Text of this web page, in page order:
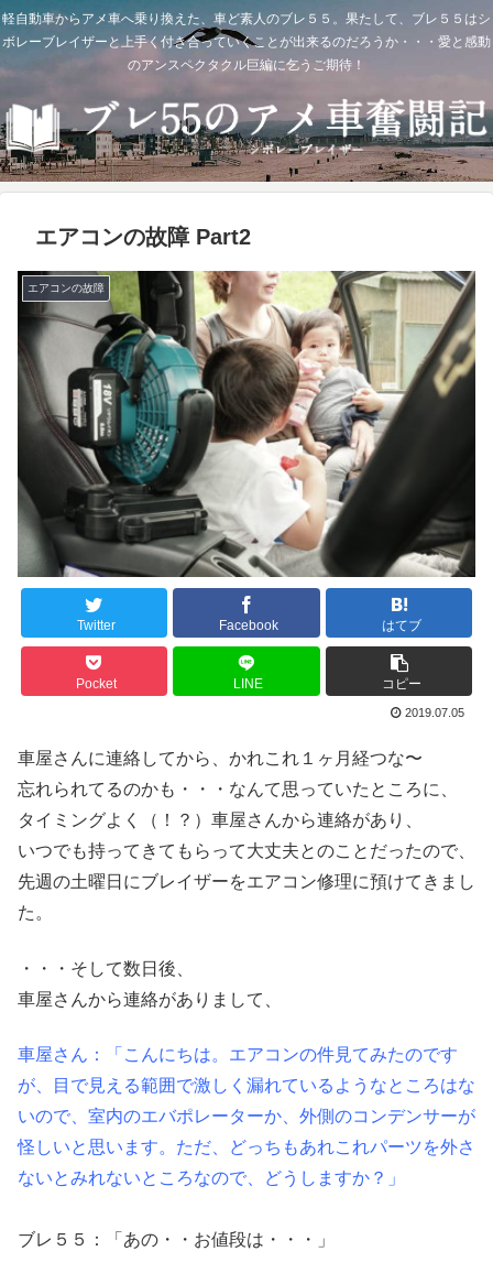
軽自動車からアメ車へ乗り換えた、車ど素人のブレ５５。果たして、ブレ５５はシ
ボレーブレイザーと上手く付き合っていくことが出来るのだろうか・・・愛と感動
のアンスペクタクル巨編に乞うご期待！
エアコンの故障 Part2
エアコンの故障
Twitter Facebook はてブ
Pocket LINE コピー
2019.07.05
車屋さんに連絡してから、かれこれ１ヶ月経つな〜
忘れられてるのかも・・・なんて思っていたところに、
タイミングよく（！？）車屋さんから連絡があり、
いつでも持ってきてもらって大丈夫とのことだったので、
先週の土曜日にブレイザーをエアコン修理に預けてきまし
た。
・・・そして数日後、
車屋さんから連絡がありまして、
車屋さん：「こんにちは。エアコンの件見てみたのです
が、目で見える範囲で激しく漏れているようなところはな
いので、室内のエバポレーターか、外側のコンデンサーが
怪しいと思います。ただ、どっちもあれこれパーツを外さ
ないとみれないところなので、どうしますか？」
ブレ５５：「あの・・お値段は・・・」